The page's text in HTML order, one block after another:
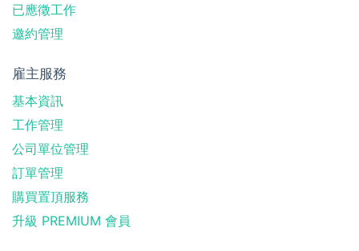
已應徵工作
邀約管理
雇主服務
基本資訊
工作管理
公司單位管理
訂單管理
購買置頂服務
升級 PREMIUM 會員